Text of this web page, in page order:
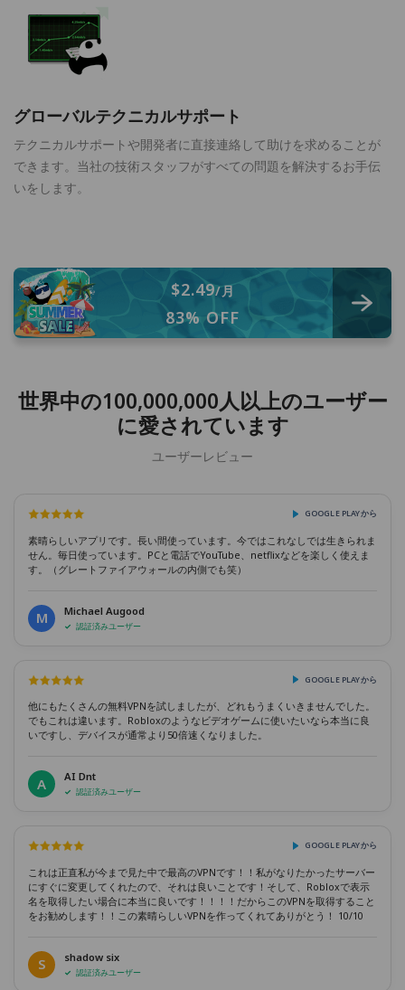
グローバルテクニカルサポート
テクニカルサポートや開発者に直接連絡して助けを求めることが
できます。当社の技術スタッフがすべての問題を解決するお手伝
いをします。
$2.49/月
83% OFF
世界中の100,000,000人以上のユーザー
に愛されています
ユーザーレビュー
GOOGLE PLAYから
素晴らしいアプリです。長い間使っています。今ではこれなしでは生きられま
せん。毎日使っています。PCと電話でYouTube、netflixなどを楽しく使えま
す。（グレートファイアウォールの内側でも笑）
M Michael Augood
認証済みユーザー
GOOGLE PLAYから
他にもたくさんの無料VPNを試しましたが、どれもうまくいきませんでした。
でもこれは違います。Robloxのようなビデオゲームに使いたいなら本当に良
いですし、デバイスが通常より50倍速くなりました。
A AI Dnt
認証済みユーザー
GOOGLE PLAYから
これは正直私が今まで見た中で最高のVPNです！！私がなりたかったサーバー
にすぐに変更してくれたので、それは良いことです！そして、Robloxで表示
名を取得したい場合に本当に良いです！！！！だからこのVPNを取得すること
をお勧めします！！この素晴らしいVPNを作ってくれてありがとう！ 10/10
S shadow six
認証済みユーザー